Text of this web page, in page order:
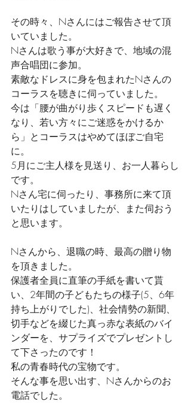
その時々、Nさんにはご報告させて頂
いていました。
Nさんは歌う事が大好きで、地域の混
声合唱団に参加。
素敵なドレスに身を包まれたNさんの
コーラスを聴きに伺っていました。
今は「腰が曲がり歩くスピードも遅く
なり、若い方々にご迷惑をかけるか
ら」とコーラスはやめてほぼご自宅
に。
5月にご主人様を見送り、お一人暮らし
です。
Nさん宅に伺ったり、事務所に来て頂
いたりはしていましたが、また伺おう
と思います。
Nさんから、退職の時、最高の贈り物
を頂きました。
保護者全員に直筆の手紙を書いて貰
い、2年間の子どもたちの様子(5、6年
持ち上がりでした)、社会情勢の新聞、
切手などを綴じた真っ赤な表紙のバイ
ンダーを、サプライズでプレゼントし
て下さったのです！
私の青春時代の宝物です。
そんな事を思い出す、Nさんからのお
電話でした。